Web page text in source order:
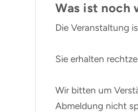
Was ist noch
Die Veranstaltung
Sie erhalten
Wir bitten um
Abmeldung nicht